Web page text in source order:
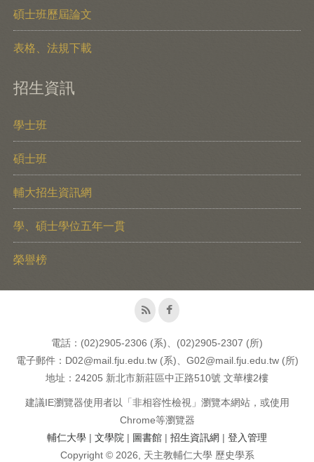
碩士班歷屆論文
表格、法規下載
招生資訊
學士班
碩士班
輔大招生資訊網
學、碩士學位五年一貫
榮譽榜
電話：(02)2905-2306 (系)、(02)2905-2307 (所)
電子郵件：D02@mail.fju.edu.tw (系)、G02@mail.fju.edu.tw (所)
地址：24205 新北市新莊區中正路510號 文華樓2樓
建議IE瀏覽器使用者以「非相容性檢視」瀏覽本網站，或使用
Chrome等瀏覽器
輔仁大學 | 文學院 | 圖書館 | 招生資訊網 | 登入管理
Copyright © 2026, 天主教輔仁大學 歷史學系